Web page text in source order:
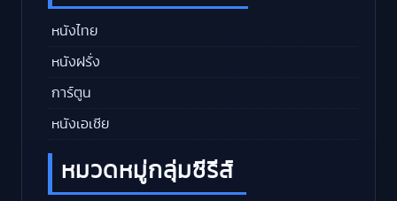
หนังไทย
หนังฝรั่ง
การ์ตูน
หนังเอเชีย
หมวดหมู่กลุ่มซีรีส์